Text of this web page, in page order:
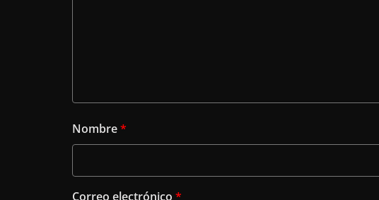
Nombre*
Correo electrónico *